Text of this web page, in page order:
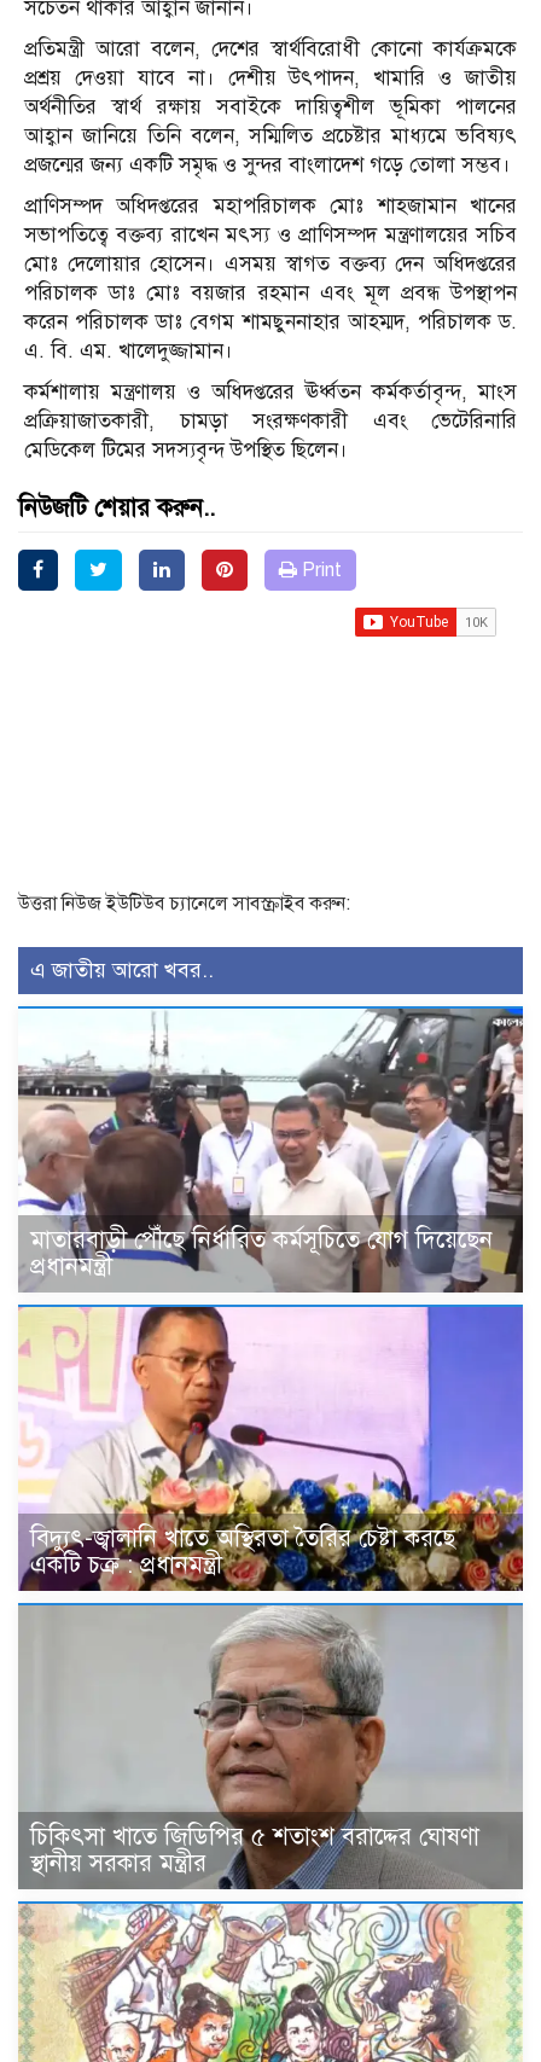
সচেতন থাকার আহ্বান জানান।
প্রতিমন্ত্রী আরো বলেন, দেশের স্বার্থবিরোধী কোনো কার্যক্রমকে
প্রশ্রয় দেওয়া যাবে না। দেশীয় উৎপাদন, খামারি ও জাতীয়
অর্থনীতির স্বার্থ রক্ষায় সবাইকে দায়িত্বশীল ভূমিকা পালনের
আহ্বান জানিয়ে তিনি বলেন, সম্মিলিত প্রচেষ্টার মাধ্যমে ভবিষ্যৎ
প্রজন্মের জন্য একটি সমৃদ্ধ ও সুন্দর বাংলাদেশ গড়ে তোলা সম্ভব।
প্রাণিসম্পদ অধিদপ্তরের মহাপরিচালক মোঃ শাহজামান খানের
সভাপতিত্বে বক্তব্য রাখেন মৎস্য ও প্রাণিসম্পদ মন্ত্রণালয়ের সচিব
মোঃ দেলোয়ার হোসেন। এসময় স্বাগত বক্তব্য দেন অধিদপ্তরের
পরিচালক ডাঃ মোঃ বয়জার রহমান এবং মূল প্রবন্ধ উপস্থাপন
করেন পরিচালক ডাঃ বেগম শামছুননাহার আহম্মদ, পরিচালক ড.
এ. বি. এম. খালেদুজ্জামান।
কর্মশালায় মন্ত্রণালয় ও অধিদপ্তরের ঊর্ধ্বতন কর্মকর্তাবৃন্দ, মাংস
প্রক্রিয়াজাতকারী, চামড়া সংরক্ষণকারী এবং ভেটেরিনারি
মেডিকেল টিমের সদস্যবৃন্দ উপস্থিত ছিলেন।
নিউজটি শেয়ার করুন..
Print
উত্তরা নিউজ ইউটিউব চ্যানেলে সাবস্ক্রাইব করুন:
এ জাতীয় আরো খবর..
মাতারবাড়ী পৌঁছে নির্ধারিত কর্মসূচিতে যোগ দিয়েছেন
প্রধানমন্ত্রী
বিদ্যুৎ-জ্বালানি খাতে অস্থিরতা তৈরির চেষ্টা করছে
একটি চক্র : প্রধানমন্ত্রী
চিকিৎসা খাতে জিডিপির ৫ শতাংশ বরাদ্দের ঘোষণা
স্থানীয় সরকার মন্ত্রীর